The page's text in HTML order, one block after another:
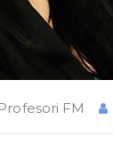
Profesori FM